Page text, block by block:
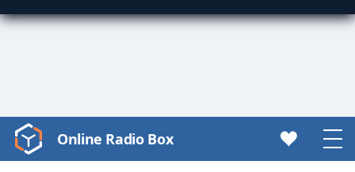
Video
Player
Online Radio Box